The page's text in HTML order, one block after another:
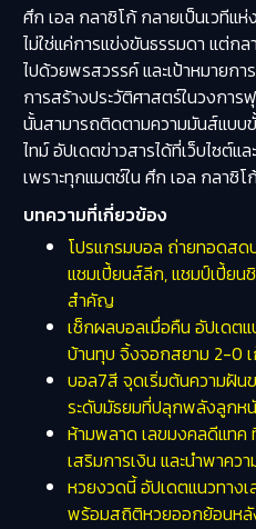
ศึก เอล กลาซิโก้ กลายเป็นเวที
ไม่ใช่แค่การแข่งขันธรรมดา แต่ก
ไปด้วยพรสวรรค์ และเป้าหมายก
การสร้างประวัติศาสตร์ในวงกา
นั้นสามารถติดตามความมันส์แบบ
ไทม์ อัปเดตข่าวสารได้ที่เว็บไซต์
เพราะทุกแมตช์ใน ศึก เอล กลาซิ
บทความที่เกี่ยวข้อง
โปรแกรมบอล ถ่ายทอดส
แชมเปี้ยนส์ลีก, แชมป์เปี้ย
สำคัญ
เช็กผลบอลเมื่อคืน อัปเดต
บ้านทุบ จิ้งจอกสยาม 2-0
บอล7สี จุดเริ่มต้นความฝัน
ระดับมัธยมที่ปลุกพลังลูกหนั
ห้ามพลาด เลขมงคลดีแทค
เสริมการเงิน และนำพาคว
หวยงวดนี้ อัปเดตแนวทาง
พร้อมสถิติหวยออกย้อนหลั